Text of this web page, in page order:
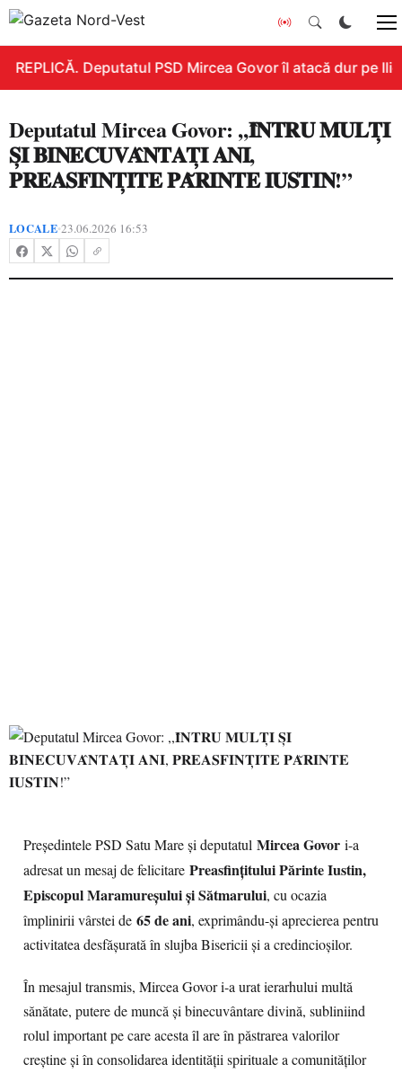
REPLICĂ. Deputatul PSD Mircea Govor îl atacă dur pe
Deputatul Mircea Govor: ,,𝐈̂𝐍𝐓𝐑𝐔 𝐌𝐔𝐋𝐓̦𝐈
𝐒̦𝐈 𝐁𝐈𝐍𝐄𝐂𝐔𝐕𝐀̂𝐍𝐓𝐀𝐓̦𝐈 𝐀𝐍𝐈,
𝐏𝐑𝐄𝐀𝐒𝐅𝐈𝐍𝐓̦𝐈𝐓𝐄 𝐏𝐀̆𝐑𝐈𝐍𝐓𝐄 𝐈𝐔𝐒𝐓𝐈𝐍!”
LOCALE•23.06.2026 16:53
Președintele PSD Satu Mare și deputatul Mircea Govor i-a
adresat un mesaj de felicitare Preasfințitului Părinte Iustin,
Episcopul Maramureșului și Sătmarului, cu ocazia
împlinirii vârstei de 65 de ani, exprimându-și aprecierea pentru
activitatea desfășurată în slujba Bisericii și a credincioșilor.
În mesajul transmis, Mircea Govor i-a urat ierarhului multă
sănătate, putere de muncă și binecuvântare divină, subliniind
rolul important pe care acesta îl are în păstrarea valorilor
creștine și în consolidarea identității spirituale a comunităților